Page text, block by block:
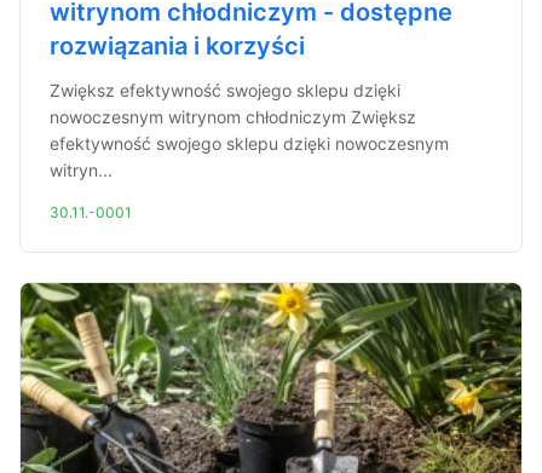
witrynom chłodniczym - dostępne
rozwiązania i korzyści
Zwiększ efektywność swojego sklepu dzięki
nowoczesnym witrynom chłodniczym Zwiększ
efektywność swojego sklepu dzięki nowoczesnym
witryn...
30.11.-0001